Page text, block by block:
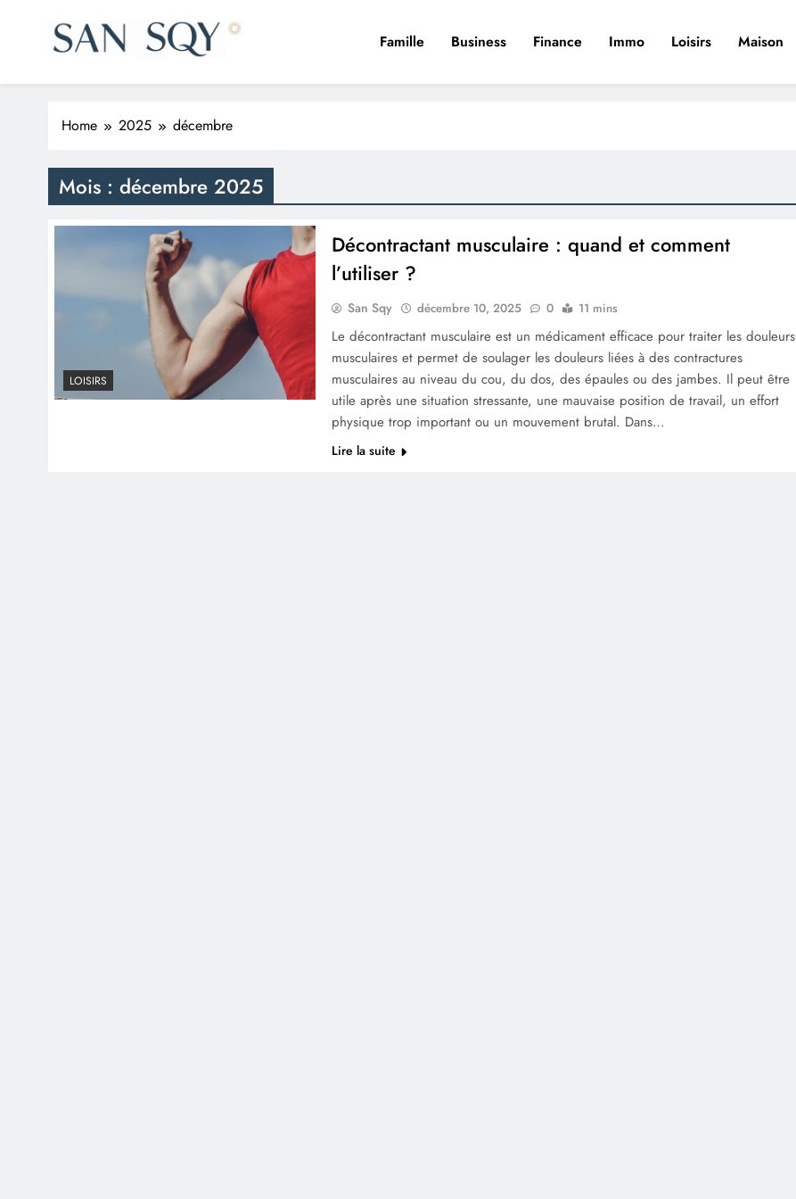
San Sqy
Le monde en un clic
Famille Business Finance Immo Loisirs Maison
Home 2025 décembre
Mois : décembre 2025
LOISIRS
Décontractant musculaire : quand et comment
l’utiliser ?
San Sqy décembre 10, 2025 0 11 mins
Le décontractant musculaire est un médicament efficace pour traiter les douleurs
musculaires et permet de soulager les douleurs liées à des contractures
musculaires au niveau du cou, du dos, des épaules ou des jambes. Il peut être
utile après une situation stressante, une mauvaise position de travail, un effort
physique trop important ou un mouvement brutal. Dans…
Lire la suite